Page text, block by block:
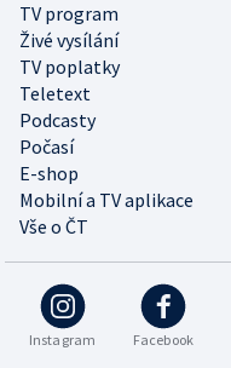
TV program
Živé vysílání
TV poplatky
Teletext
Podcasty
Počasí
E-shop
Mobilní a TV aplikace
Vše o ČT
Instagram Facebook